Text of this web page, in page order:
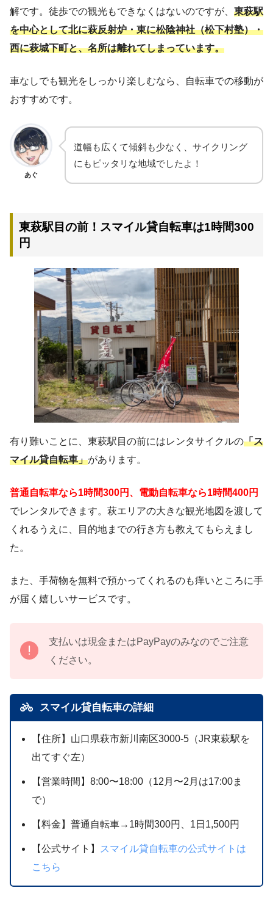
解です。徒歩での観光もできなくはないのですが、 東萩駅
を中心として北に萩反射炉・東に松陰神社（松下村塾）・
西に萩城下町と、名所は離れてしまっています。
車なしでも観光をしっかり楽しむなら、自転車での移動が
おすすめです。
あぐ
道幅も広くて傾斜も少なく、サイクリング
にもピッタリな地域でしたよ！
東萩駅目の前！スマイル貸自転車は1時間300
円
有り難いことに、東萩駅目の前にはレンタサイクルの「ス
マイル貸自転車」があります。
普通自転車なら1時間300円、電動自転車なら1時間400円
でレンタルできます。萩エリアの大きな観光地図を渡して
くれるうえに、目的地までの行き方も教えてもらえまし
た。
また、手荷物を無料で預かってくれるのも痒いところに手
が届く嬉しいサービスです。
支払いは現金またはPayPayのみなのでご注意
ください。
スマイル貸自転車の詳細
【住所】山口県萩市新川南区3000-5（JR東萩駅を
出てすぐ左）
【営業時間】8:00〜18:00（12月〜2月は17:00ま
で）
【料金】普通自転車→1時間300円、1日1,500円
【公式サイト】
スマイル貸自転車の公式サイトは
こちら